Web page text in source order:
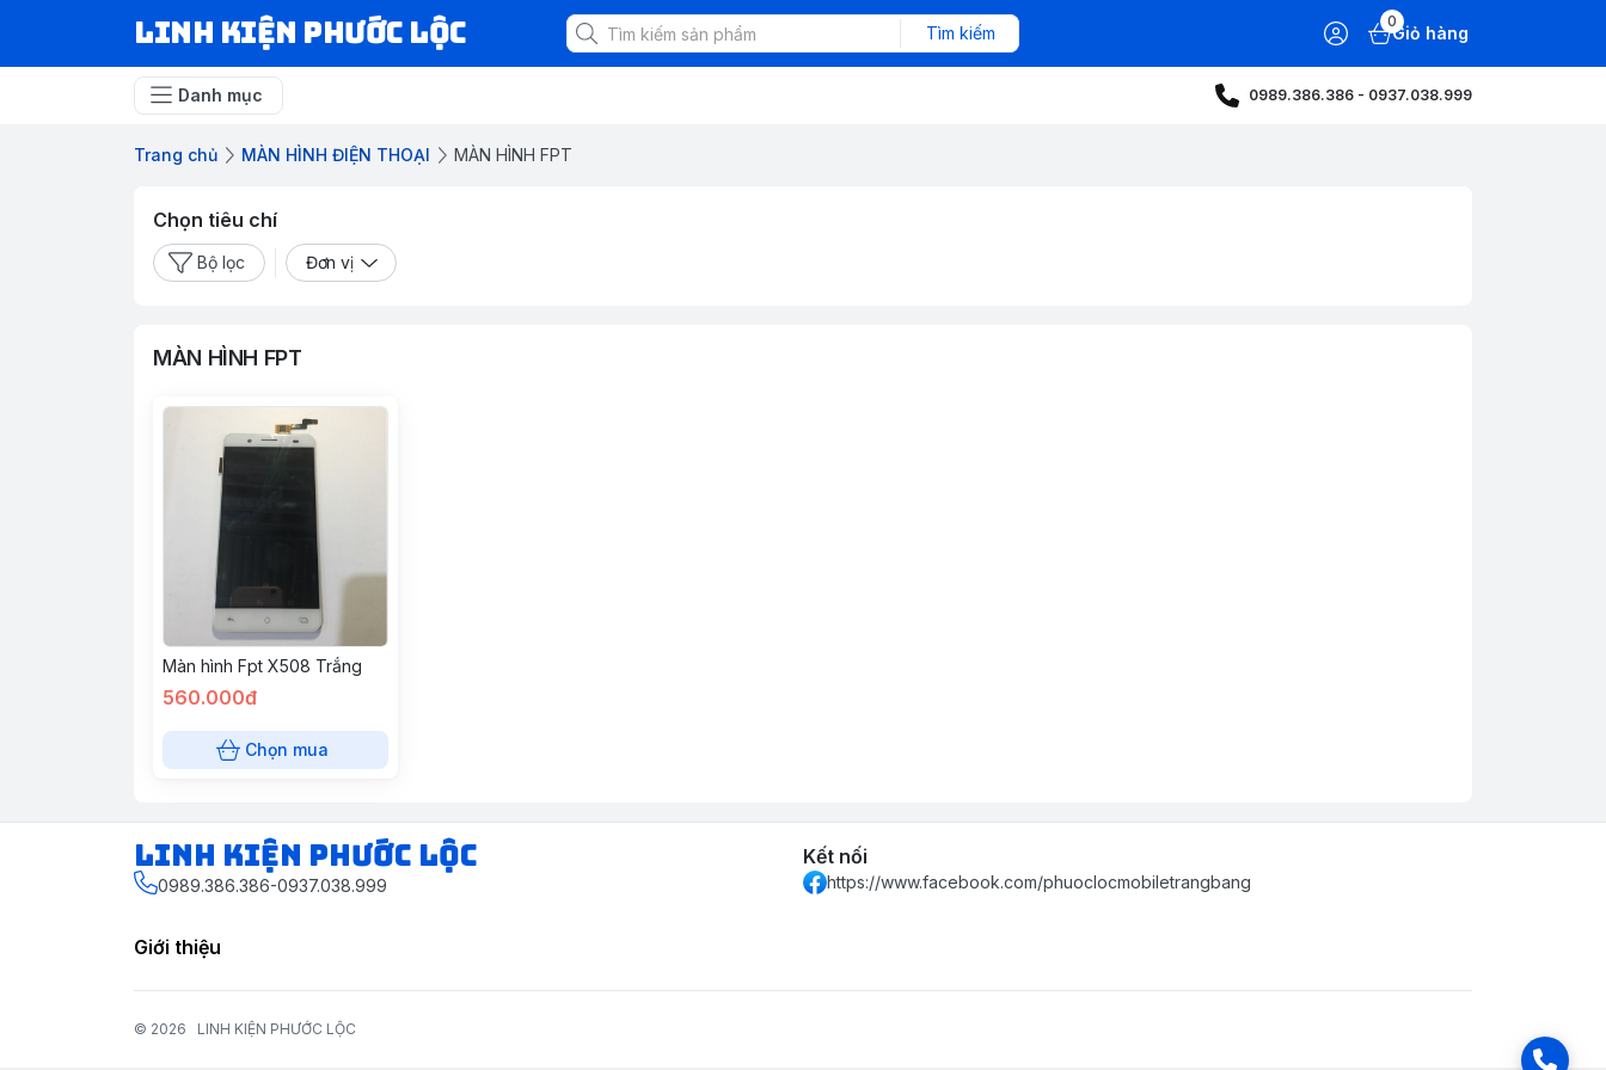
LINH KIỆN PHƯỚC LỘC Tìm kiếm
0
Giỏ hàng
Danh mục 0989.386.386 - 0937.038.999
Trang chủ MÀN HÌNH ĐIỆN THOẠI MÀN HÌNH FPT
Chọn tiêu chí
Bộ lọc Đơn vị
MÀN HÌNH FPT
Màn hình Fpt X508 Trắng
560.000đ
Chọn mua
LINH KIỆN PHƯỚC LỘC
0989.386.386-0937.038.999
Kết nối
https://www.facebook.com/phuoclocmobiletrangbang
Giới thiệu
© 2026 LINH KIỆN PHƯỚC LỘC